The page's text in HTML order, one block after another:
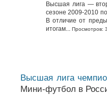
Высшая лига —
сезоне 2009-2010
В отличие от
итогам... Просмотров:
Высшая лига
Мини-футбол в